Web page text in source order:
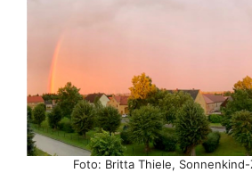
Foto: Britta Thiele,